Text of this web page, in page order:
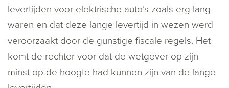
levertijden voor elektrische auto’s zoals erg lang
waren en dat deze lange levertijd in wezen werd
veroorzaakt door de gunstige fiscale regels. Het
komt de rechter voor dat de wetgever op zijn
minst op de hoogte had kunnen zijn van de lange